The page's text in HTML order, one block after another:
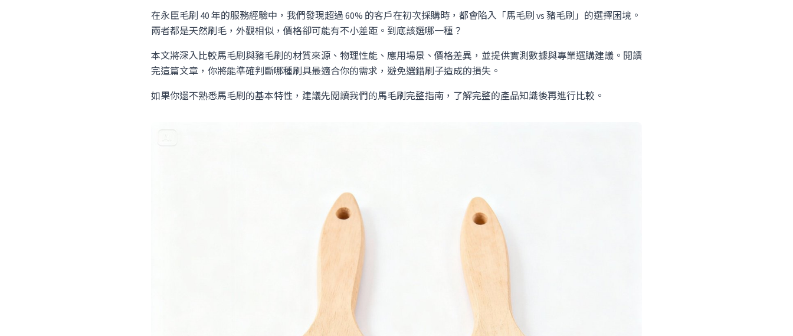
在永臣毛刷 40 年的服務經驗中，我們發現超過 60% 的客戶在初次採購時，都會陷入「馬毛刷 vs 豬毛刷」的選擇困境。
兩者都是天然刷毛，外觀相似，價格卻可能有不小差距。到底該選哪一種？
本文將深入比較馬毛刷與豬毛刷的材質來源、物理性能、應用場景、價格差異，並提供實測數據與專業選購建議。閱讀
完這篇文章，你將能準確判斷哪種刷具最適合你的需求，避免選錯刷子造成的損失。
如果你還不熟悉馬毛刷的基本特性，建議先閱讀我們的馬毛刷完整指南 ，了解完整的產品知識後再進行比較。